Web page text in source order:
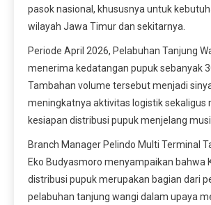
pasok nasional, khususnya untuk
wilayah Jawa Timur dan sekitarnya.
Periode April 2026, Pelabuhan Tanjung
menerima kedatangan pupuk sebanyak
Tambahan volume tersebut menjadi
meningkatnya aktivitas logistik sekaligus
kesiapan distribusi pupuk menjelang
Branch Manager Pelindo Multi Terminal
Eko Budyasmoro menyampaikan bahwa
distribusi pupuk merupakan bagian dari
pelabuhan tanjung wangi dalam upaya